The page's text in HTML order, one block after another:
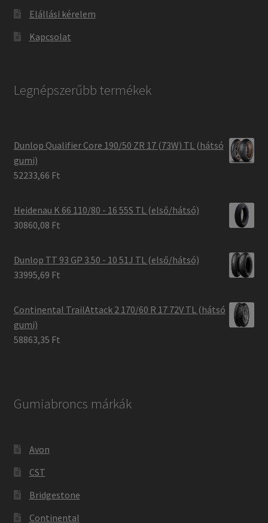
Elállási kérelem
Kapcsolat
Legnépszerűbb termékek
Dunlop Qualifier Core 190/50 ZR 17 (73W) TL (hátsó
gumi)
52233,66 Ft
Heidenau K 66 110/80 - 16 55S TL (első/hátsó)
30860,08 Ft
Dunlop TT 93 GP 3.50 - 10 51J TL (első/hátsó)
33995,69 Ft
Continental TrailAttack 2 170/60 R 17 72V TL (hátsó
gumi)
58863,35 Ft
Gumiabroncs márkák
Avon
CST
Bridgestone
Continental